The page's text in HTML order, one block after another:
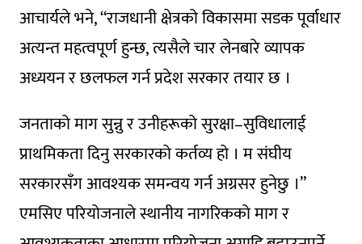
आचार्यले भने, “राजधानी क्षेत्रको विकासमा सडक पूर्वाधार
अत्यन्त महत्वपूर्ण हुन्छ, त्यसैले चार लेनबारे व्यापक
अध्ययन र छलफल गर्न प्रदेश सरकार तयार छ ।
जनताको माग सुन्नु र उनीहरूको सुरक्षा–सुविधालाई
प्राथमिकता दिनु सरकारको कर्तव्य हो । म संघीय
सरकारसँग आवश्यक समन्वय गर्न अग्रसर हुनेछु ।”
एमसिए परियोजनाले स्थानीय नागरिकको माग र